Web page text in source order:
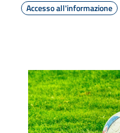
Accesso all'informazione